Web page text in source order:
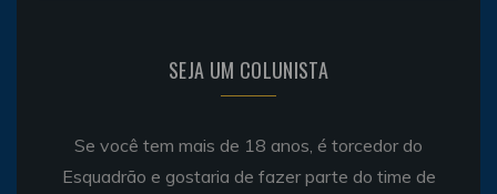
SEJA UM COLUNISTA
Se você tem mais de 18 anos, é torcedor do
Esquadrão e gostaria de fazer parte do time de